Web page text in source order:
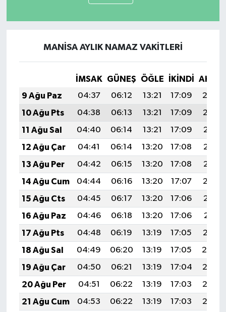
MANİSA AYLIK NAMAZ VAKITLERI
İMSAK GÜNEŞ ÖĞLE İKINDI
9 Ağu Paz
04:37 06:12 13:21 17:09
20:20
10 Ağu Pts
04:38 06:13 13:21 17:09
20:19
11 Ağu Sal
04:40 06:14 13:21 17:09
20:18
12 Ağu Çar
04:41 06:14 13:20 17:08
20:17
13 Ağu Per
04:42 06:15 13:20 17:08
20:15
14 Ağu Cum
04:44 06:16 13:20 17:07
20:14
15 Ağu Cts
04:45 06:17 13:20 17:06
20:13
16 Ağu Paz
04:46 06:18 13:20 17:06
20:11
17 Ağu Pts
04:48 06:19 13:19 17:05
20:10
18 Ağu Sal
04:49 06:20 13:19 17:05
20:09
19 Ağu Çar
04:50 06:21 13:19 17:04
20:07
20 Ağu Per
04:51 06:22 13:19 17:03
20:06
21 Ağu Cum
04:53 06:22 13:19 17:03 20:05